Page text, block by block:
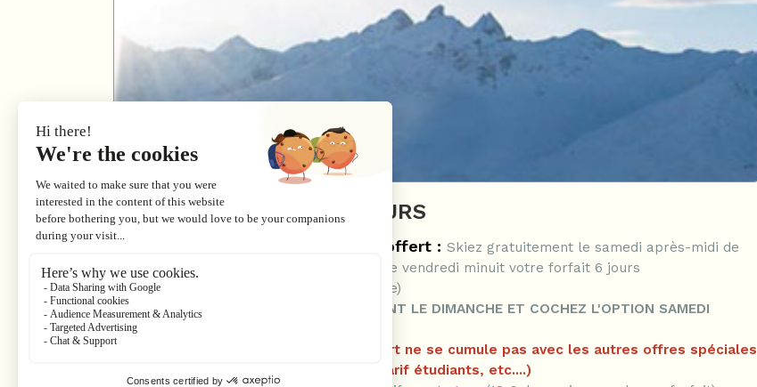
NOS BONS PLANS 6 JOURS
Offre 6 jours + samedi après-midi offert : Skiez gratuitement le samedi après-midi de
votre arrivée en achetant en ligne avant le vendredi minuit votre forfait 6 jours
(commençant obligatoirement le dimanche)
SELECTIONNEZ UN FORFAIT COMMENCANT LE DIMANCHE ET COCHEZ L'OPTION SAMEDI
APRES-MIDI OFFERT POUR EN PROFITER
L'offre 6 jours + samedi après-midi offert ne se cumule pas avec les autres offres spéciales
(montagne aux enfants, offre famille, tarif étudiants, etc....)